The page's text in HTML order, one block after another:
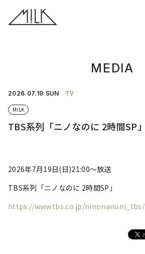
MEDIA
2026. 07.19 SUN TV
M!LK
TBS系列「ニノなのに 2時間SP」
2026年7月19日(日)21:00～放送
TBS系列「ニノなのに 2時間SP」
https://www.tbs.co.jp/ninonanoni_tbs/